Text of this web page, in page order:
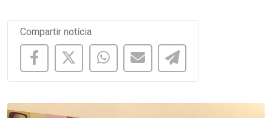
Compartir notícia